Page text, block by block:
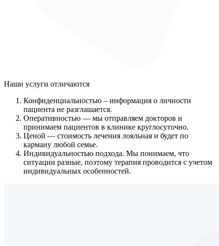
Наши услуги отличаются
Конфиденциальностью – информация о личности
пациента не разглашается.
Оперативностью — мы отправляем докторов и
принимаем пациентов в клинике круглосуточно.
Ценой — стоимость лечения лояльная и будет по
карману любой семье.
Индивидуальностью подхода. Мы понимаем, что
ситуации разные, поэтому терапия проводится с учетом
индивидуальных особенностей.